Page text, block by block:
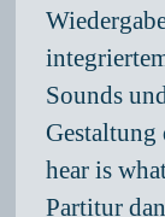
Sounds
hear is
Partitur